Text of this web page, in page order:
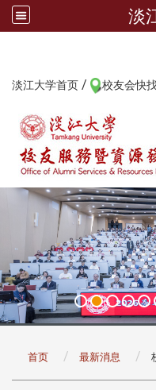
淡
淡江大学首页 / 校友会快
首页 最新消息